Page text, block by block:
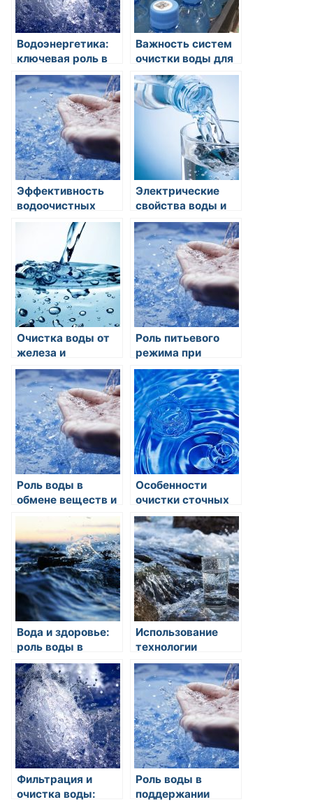
Водоэнергетика:
ключевая роль в
устойчивом
развитии
Важность систем
очистки воды для
обеспечения
безопасности
питьевой воды
Эффективность
водоочистных
установок для
промышленных
предприятий:
современные
технологии и
перспективы
Электрические
свойства воды и
ее роль в
электролитах
Очистка воды от
железа и
марганца: методы
и технологии
Роль питьевого
режима при
похудении
Роль воды в
обмене веществ и
выведении
токсинов:
необходимость
чистой воды для
здоровья
Особенности
очистки сточных
вод от
сельскохозяйственных
угроз
Вода и здоровье:
роль воды в
организме
человека
Использование
технологии
обратного осмоса
при очистке воды
Фильтрация и
очистка воды:
Роль воды в
поддержании